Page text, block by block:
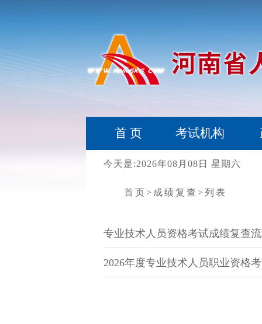
首 页 考试机构
今天是:2026年08月08日 星期六
首页 >成绩复查 >列表
专业技术人员资格考试成绩复查
2026年度专业技术人员职业资格